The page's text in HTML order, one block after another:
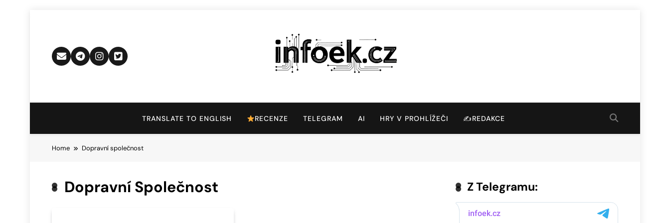
Infoek.cz
TRANSLATE TO ENGLISH RECENZE TELEGRAM AI HRY V PROHLÍŽEČI ✍️REDAKCE
Home Dopravní společnost
Dopravní Společnost Z Telegramu: